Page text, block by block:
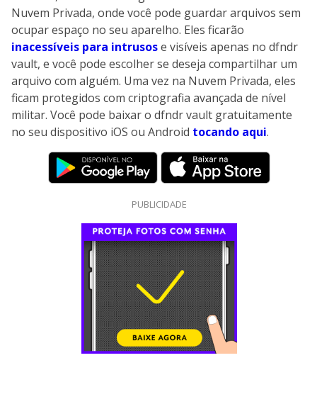
Nuvem Privada, onde você pode guardar arquivos sem
ocupar espaço no seu aparelho. Eles ficarão
inacessíveis para intrusose visíveis apenas no dfndr
vault, e você pode escolher se deseja compartilhar um
arquivo com alguém. Uma vez na Nuvem Privada, eles
ficam protegidos com criptografia avançada de nível
militar. Você pode baixar o dfndr vault gratuitamente
no seu dispositivo iOS ou Android tocando aqui.
PUBLICIDADE